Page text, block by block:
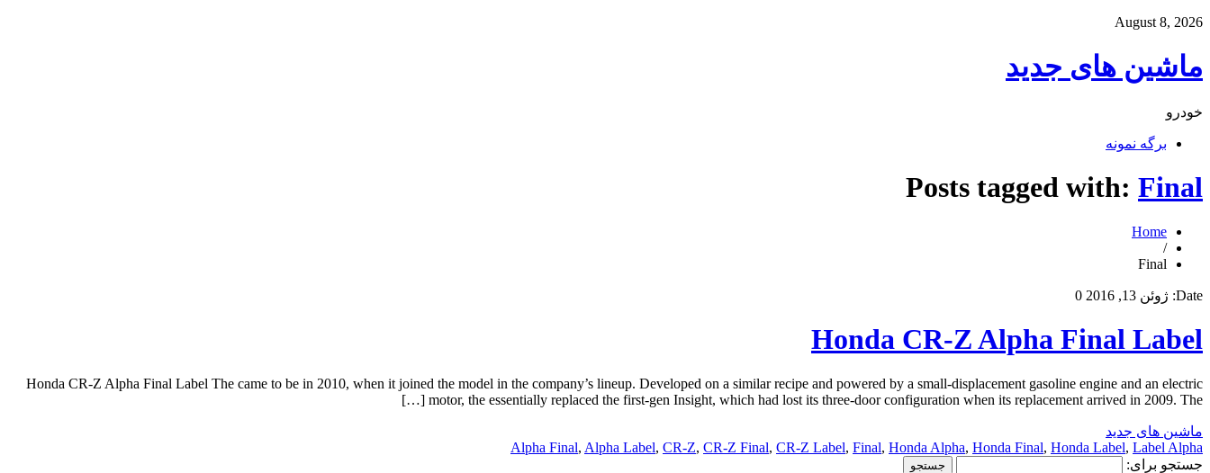
August 8, 2026
ماشین های جدید
خودرو
برگه نمونه
Posts tagged with: Final
Home
/
Final
Date: ژوئن 13, 2016 0
Honda CR-Z Alpha Final Label
Honda CR-Z Alpha Final Label The came to be in 2010, when it joined the model in the company’s lineup. Developed on a similar recipe and powered by a small-displacement gasoline engine and an electric
motor, the essentially replaced the first-gen Insight, which had lost its three-door configuration when its replacement arrived in 2009. The […]
ماشین های جدید
Alpha Final, Alpha Label, CR-Z, CR-Z Final, CR-Z Label, Final, Honda Alpha, Honda Final, Honda Label, Label Alpha
جستجو برای: